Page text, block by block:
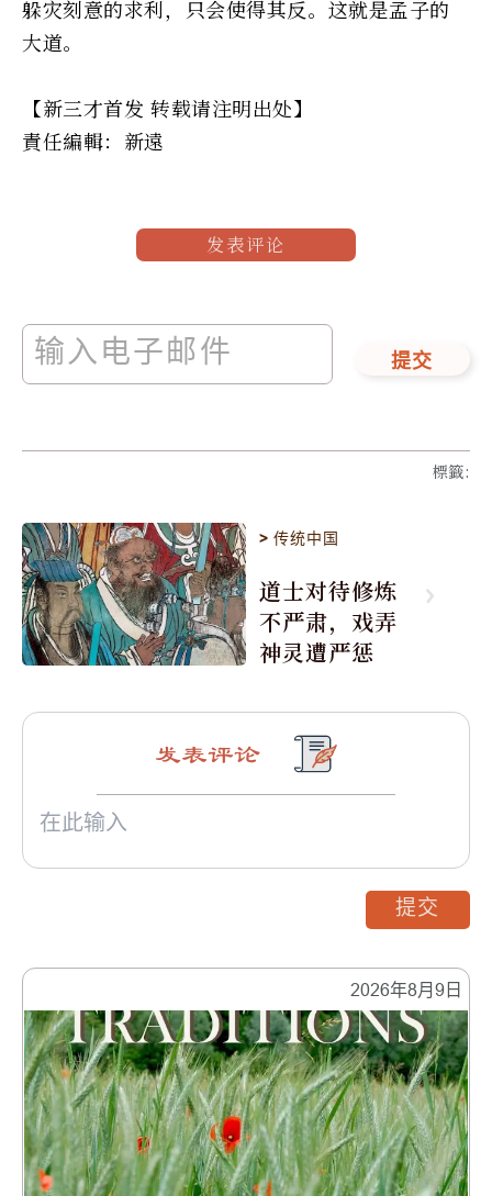
躲灾刻意的求利，只会使得其反。这就是孟子的
大道。
【新三才首发 转载请注明出处】
責任編輯：新遠
发表评论
提交
標籤:
>传统中国
道士对待修炼
不严肃，戏弄
神灵遭严惩
2026年8月9日
发表评论
提交